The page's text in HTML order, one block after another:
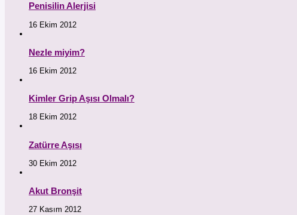
Penisilin Alerjisi
16 Ekim 2012
Nezle miyim?
16 Ekim 2012
Kimler Grip Aşısı Olmalı?
18 Ekim 2012
Zatürre Aşısı
30 Ekim 2012
Akut Bronşit
27 Kasım 2012